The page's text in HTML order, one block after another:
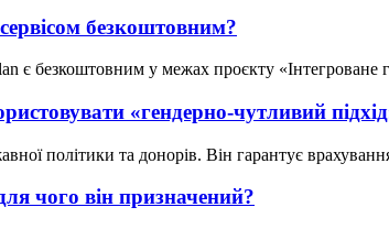
безкоштовним?
є безкоштовним у межах проєкту «Інтегроване
«гендерно-чутливий
політики та донорів. Він гарантує
чого він призначений?